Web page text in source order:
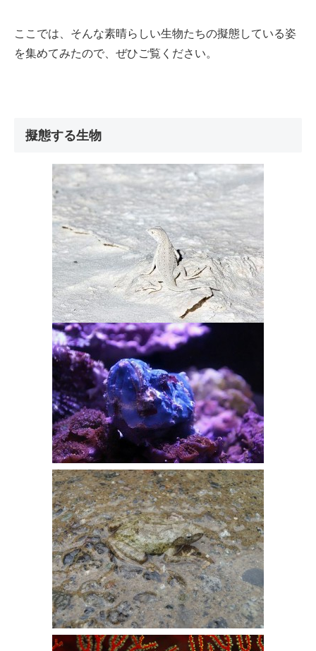
ここでは、そんな素晴らしい生物たちの擬態している姿
を集めてみたので、ぜひご覧ください。
擬態する生物